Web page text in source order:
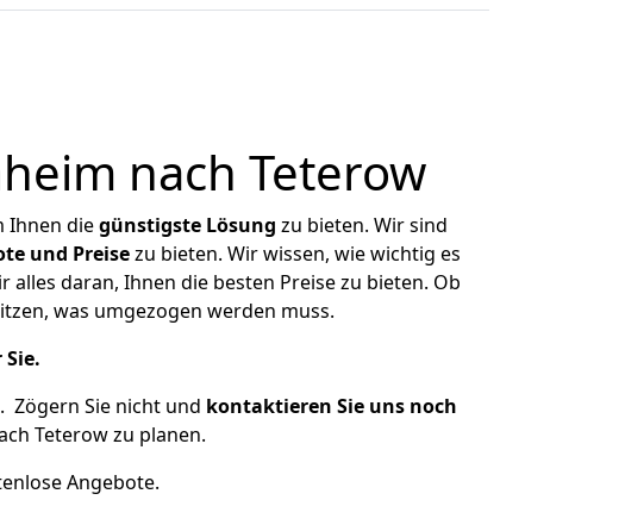
nach Teterow
Ihnen diegünstigste Lösung zu bieten. Wir sind
und Preisezu bieten. Wir wissen, wie wichtig es
daran, Ihnen die besten Preise zu bieten. Ob
was umgezogen werden muss.
Zögern Sie nicht und kontaktieren Sie uns noch
Teterow zu planen.
Angebote.